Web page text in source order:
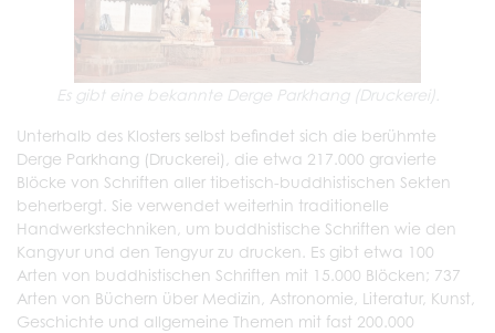
Es gibt eine bekannte Derge Parkhang (Druckerei).
Unterhalb des Klosters selbst befindet sich die berühmte
Derge Parkhang (Druckerei), die etwa 217.000 gravierte
Blöcke von Schriften aller tibetisch-buddhistischen Sekten
beherbergt. Sie verwendet weiterhin traditionelle
Handwerkstechniken, um buddhistische Schriften wie den
Kangyur und den Tengyur zu drucken. Es gibt etwa 100
Arten von buddhistischen Schriften mit 15.000 Blöcken; 737
Arten von Büchern über Medizin, Astronomie, Literatur, Kunst,
Geschichte und allgemeine Themen mit fast 200.000